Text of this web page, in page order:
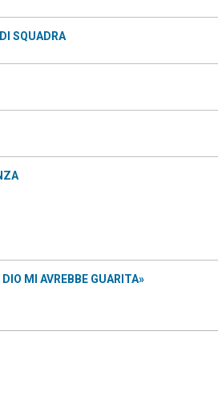
SQUADRA
MI AVREBBE GUARITA»